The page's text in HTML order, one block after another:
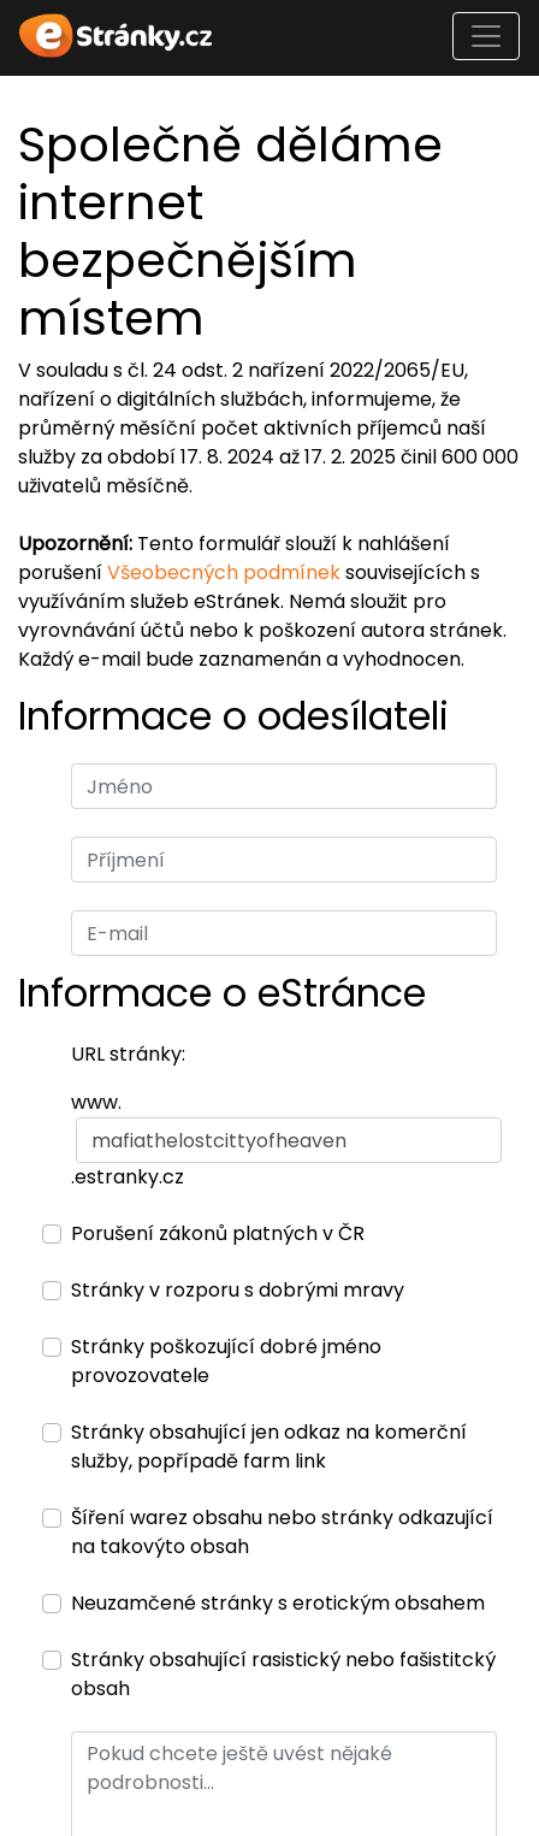
Společně děláme
internet
bezpečnějším
místem
V souladu s čl. 24 odst. 2 nařízení 2022/2065/EU,
nařízení o digitálních službách, informujeme, že
průměrný měsíční počet aktivních příjemců naší
služby za období 17. 8. 2024 až 17. 2. 2025 činil 600 000
uživatelů měsíčně.
Upozornění: Tento formulář slouží k nahlášení
porušeníVšeobecných podmíneksouvisejících s
využíváním služeb eStránek. Nemá sloužit pro
vyrovnávání účtů nebo k poškození autora stránek.
Každý e-mail bude zaznamenán a vyhodnocen.
Informace o odesílateli
Informace o eStránce
URL stránky:
www.
.estranky.cz
Porušení zákonů platných v ČR
Stránky v rozporu s dobrými mravy
Stránky poškozující dobré jméno
provozovatele
Stránky obsahující jen odkaz na komerční
služby, popřípadě farm link
Šíření warez obsahu nebo stránky odkazující
na takovýto obsah
Neuzamčené stránky s erotickým obsahem
Stránky obsahující rasistický nebo fašistitcký
obsah